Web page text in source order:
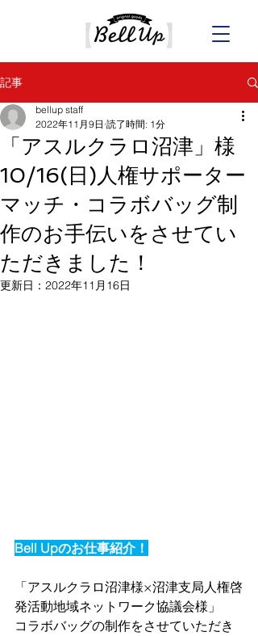
記事
「アスルクラロ沼津」様
10/16(日)人権サポーター
マッチ・コラボバッグ制
作のお手伝いをさせてい
ただきました！
bellup staff
2022年11月9日 読了時間: 1分
更新日： 2022年11月16日
Bell Upのお仕事紹介！
「アスルクラロ沼津様×沼津支局人権啓
発活動地域ネットワーク協議会様」
コラボバッグの制作をさせていただき